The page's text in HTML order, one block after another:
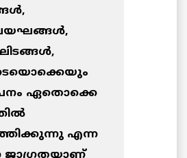
ഏതൊക്കെ
എന്ന